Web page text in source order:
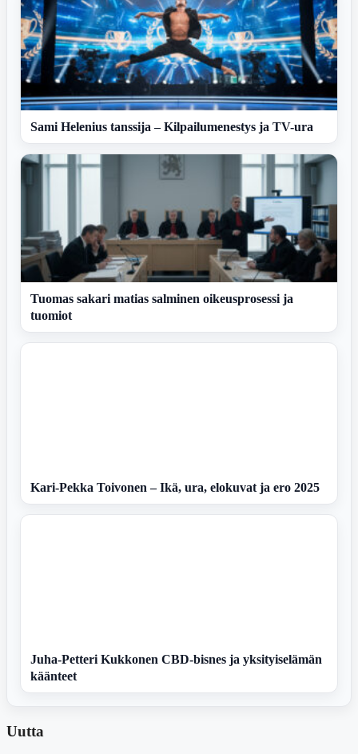
Sami Helenius tanssija – Kilpailumenestys ja TV-ura
Tuomas sakari matias salminen oikeusprosessi ja
tuomiot
Kari-Pekka Toivonen – Ikä, ura, elokuvat ja ero 2025
Juha-Petteri Kukkonen CBD-bisnes ja yksityiselämän
käänteet
Uutta